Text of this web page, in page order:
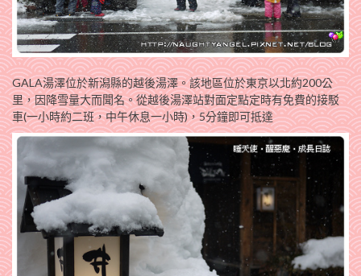
GALA湯澤位於新潟縣的越後湯澤。該地區位於東京以北約200公
里，因降雪量大而聞名。從越後湯澤站對面定點定時有免費的接駁
車(一小時約二班，中午休息一小時)，5分鐘即可抵達